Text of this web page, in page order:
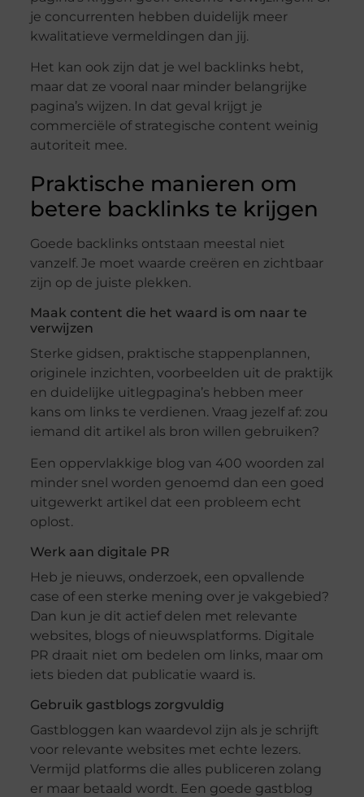
je concurrenten hebben duidelijk meer
kwalitatieve vermeldingen dan jij.
Het kan ook zijn dat je wel backlinks hebt,
maar dat ze vooral naar minder belangrijke
pagina’s wijzen. In dat geval krijgt je
commerciële of strategische content weinig
autoriteit mee.
Praktische manieren om
betere backlinks te krijgen
Goede backlinks ontstaan meestal niet
vanzelf. Je moet waarde creëren en zichtbaar
zijn op de juiste plekken.
Maak content die het waard is om naar te
verwijzen
Sterke gidsen, praktische stappenplannen,
originele inzichten, voorbeelden uit de praktijk
en duidelijke uitlegpagina’s hebben meer
kans om links te verdienen. Vraag jezelf af: zou
iemand dit artikel als bron willen gebruiken?
Een oppervlakkige blog van 400 woorden zal
minder snel worden genoemd dan een goed
uitgewerkt artikel dat een probleem echt
oplost.
Werk aan digitale PR
Heb je nieuws, onderzoek, een opvallende
case of een sterke mening over je vakgebied?
Dan kun je dit actief delen met relevante
websites, blogs of nieuwsplatforms. Digitale
PR draait niet om bedelen om links, maar om
iets bieden dat publicatie waard is.
Gebruik gastblogs zorgvuldig
Gastbloggen kan waardevol zijn als je schrijft
voor relevante websites met echte lezers.
Vermijd platforms die alles publiceren zolang
er maar betaald wordt. Een goede gastblog